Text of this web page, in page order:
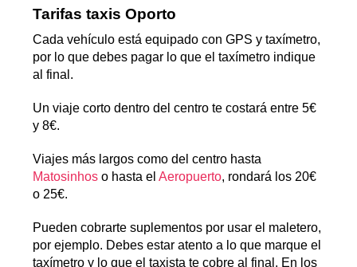
Tarifas taxis Oporto
Cada vehículo está equipado con GPS y taxímetro,
por lo que debes pagar lo que el taxímetro indique
al final.
Un viaje corto dentro del centro te costará entre 5€
y 8€.
Viajes más largos como del centro hasta
Matosinhos o hasta elAeropuerto, rondará los 20€
o 25€.
Pueden cobrarte suplementos por usar el maletero,
por ejemplo. Debes estar atento a lo que marque el
taxímetro y lo que el taxista te cobre al final. En los